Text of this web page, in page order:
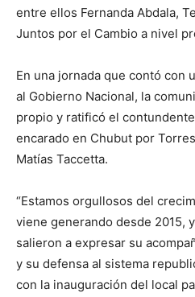
entre ellos Fernanda Abdala,
Juntos por el Cambio a nivel
En una jornada que contó con
al Gobierno Nacional, la
propio y ratificó el
encarado en Chubut por
Matías Taccetta.
“Estamos orgullosos del
viene generando desde 2015,
salieron a expresar su
y su defensa al sistema
con la inauguración del local